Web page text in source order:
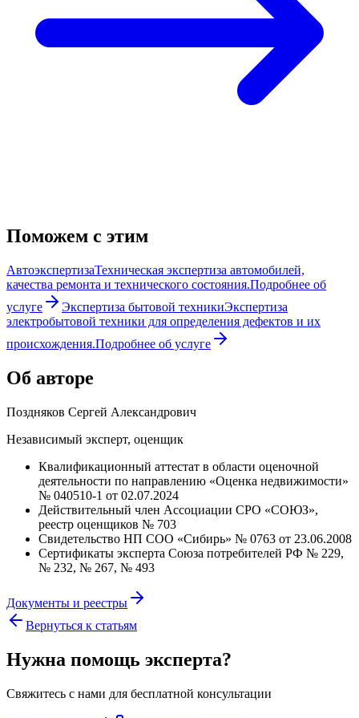
Поможем с этим
АвтоэкспертизаТехническая экспертиза автомобилей,
качества ремонта и технического состояния.Подробнее об
услуге
Экспертиза бытовой техникиЭкспертиза
электробытовой техники для определения дефектов и их
происхождения.Подробнее об услуге
Об авторе
Поздняков Сергей Александрович
Независимый эксперт, оценщик
Квалификационный аттестат в области оценочной
деятельности по направлению «Оценка недвижимости»
№ 040510-1 от 02.07.2024
Действительный член Ассоциации СРО «СОЮЗ»,
реестр оценщиков № 703
Свидетельство НП СОО «Сибирь» № 0763 от 23.06.2008
Сертификаты эксперта Союза потребителей РФ № 229,
№ 232, № 267, № 493
Документы и реестры
Вернуться к статьям
Нужна помощь эксперта?
Свяжитесь с нами для бесплатной консультации